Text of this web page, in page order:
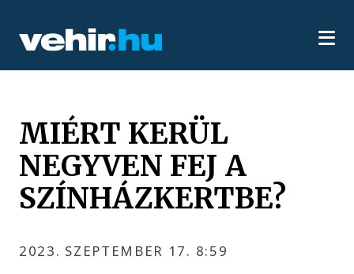
MIÉRT KERÜL
NEGYVEN FEJ A
SZÍNHÁZKERTBE?
2023. SZEPTEMBER 17. 8:59